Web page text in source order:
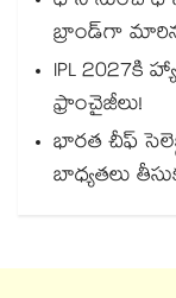
బ్రాండ్‌గా
IPL 2027కి
ఫ్రాంచైజీలు!
భారత చీఫ్
బాధ్యతలు